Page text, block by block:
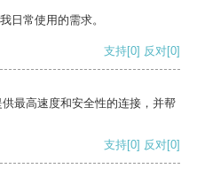
日常使用的需求。
支持[0] 反对[0]
最高速度和安全性的连接，并帮
支持[0] 反对[0]